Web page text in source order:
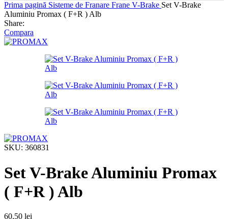
Prima pagină Sisteme de Franare Frane V-Brake Set V-Brake
Aluminiu Promax ( F+R ) Alb
Share:
Compara
SKU: 360831
Set V-Brake Aluminiu Promax
( F+R ) Alb
60,50 lei